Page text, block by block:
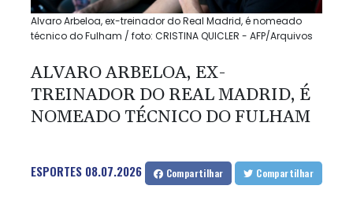
Alvaro Arbeloa, ex-treinador do Real Madrid, é nomeado
técnico do Fulham / foto: CRISTINA QUICLER - AFP/Arquivos
ALVARO ARBELOA, EX-
TREINADOR DO REAL MADRID, É
NOMEADO TÉCNICO DO FULHAM
ESPORTES 08.07.2026 Compartilhar Compartilhar